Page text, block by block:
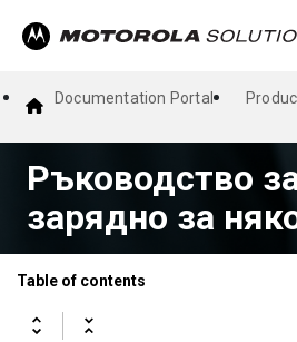
Documentation Portal
Ръководство
зарядно за
Table of contents